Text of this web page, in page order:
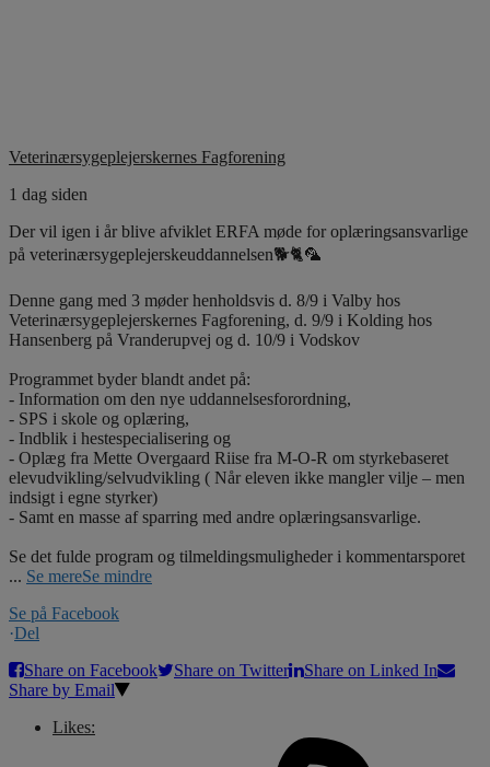
Veterinærsygeplejerskernes Fagforening
1 dag siden
Der vil igen i år blive afviklet ERFA møde for oplæringsansvarlige
på veterinærsygeplejerskeuddannelsen🐕🐈🦜
Denne gang med 3 møder henholdsvis d. 8/9 i Valby hos
Veterinærsygeplejerskernes Fagforening, d. 9/9 i Kolding hos
Hansenberg på Vranderupvej og d. 10/9 i Vodskov
Programmet byder blandt andet på:
- Information om den nye uddannelsesforordning,
- SPS i skole og oplæring,
- Indblik i hestespecialisering og
- Oplæg fra Mette Overgaard Riise fra M-O-R om styrkebaseret
elevudvikling/selvudvikling ( Når eleven ikke mangler vilje – men
indsigt i egne styrker)
- Samt en masse af sparring med andre oplæringsansvarlige.
Se det fulde program og tilmeldingsmuligheder i kommentarsporet
... Se mereSe mindre
Se på Facebook
·Del
Share on Facebook
Share on Twitter
Share on Linked In
Share by Email
Likes: